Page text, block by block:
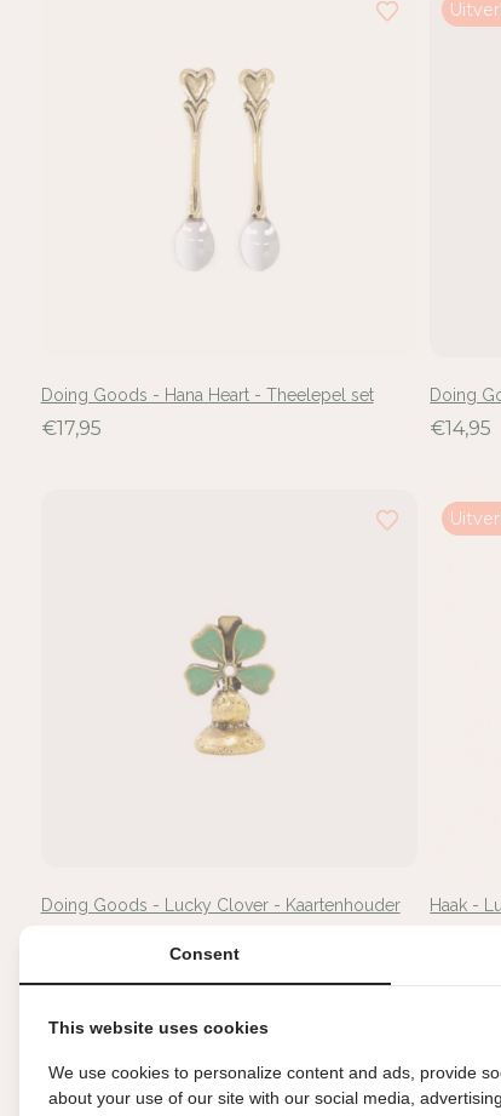
Doing Goods - Hana Heart - Theelepel set
€17,95
Doing
€14,95
Doing Goods - Lucky Clover - Kaartenhouder Haak -
Consent
This website uses cookies
We use cookies to personalize content and ads, provide
about your use of our site with our social media,